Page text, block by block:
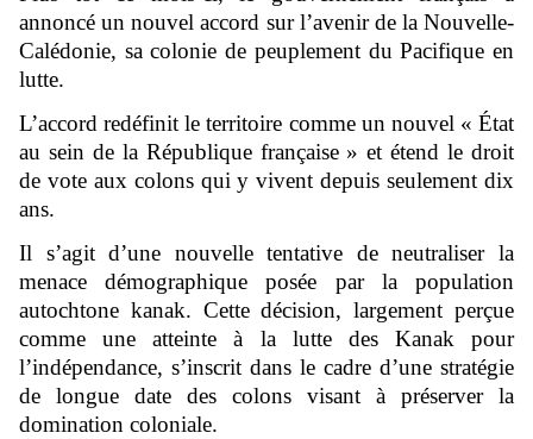
annoncé un nouvel accord sur l’avenir de la Nouvelle-
Calédonie, sa colonie de peuplement du Pacifique en
lutte.
L’accord redéfinit le territoire comme un nouvel « État
au sein de la République française » et étend le droit
de vote aux colons qui y vivent depuis seulement dix
ans.
Il s’agit d’une nouvelle tentative de neutraliser la
menace démographique posée par la population
autochtone kanak. Cette décision, largement perçue
comme une atteinte à la lutte des Kanak pour
l’indépendance, s’inscrit dans le cadre d’une stratégie
de longue date des colons visant à préserver la
domination coloniale.